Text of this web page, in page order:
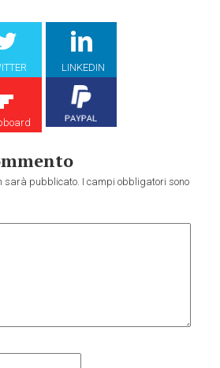
LINKEDIN
sarà pubblicato. I campi obbligatori sono